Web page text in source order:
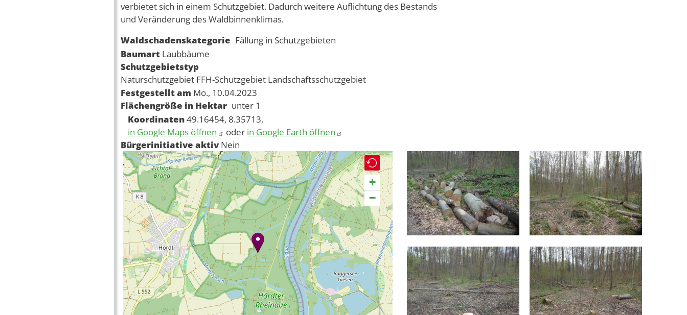
verbietet sich in einem Schutzgebiet. Dadurch weitere Auflichtung des Bestands
und Veränderung des Waldbinnenklimas.
Waldschadenskategorie Fällung in Schutzgebieten
Baumart Laubbäume
Schutzgebietstyp
Naturschutzgebiet FFH-Schutzgebiet Landschaftsschutzgebiet
Festgestellt am Mo., 10.04.2023
Flächengröße in Hektar unter 1
Koordinaten49.16454, 8.35713,
in Google Maps öffnen
oder in Google Earth öffnen
Bürgerinitiative aktiv Nein
+
−